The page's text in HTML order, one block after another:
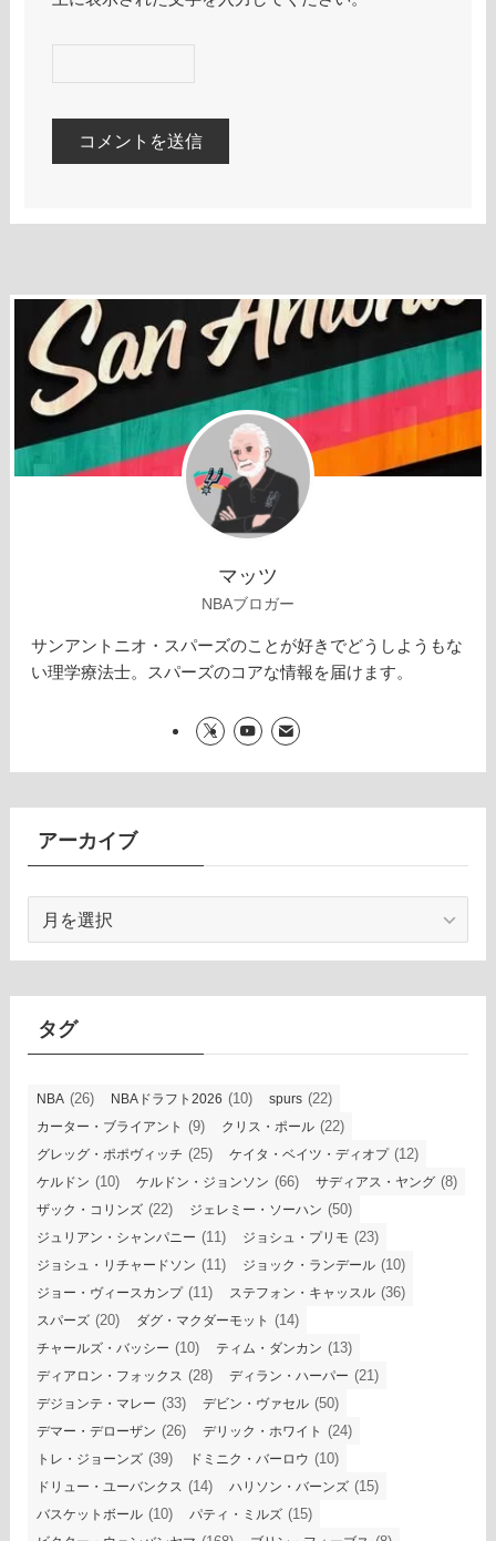
マッツ
NBAブロガー
サンアントニオ・スパーズのことが好きでどうしようもな
い理学療法士。スパーズのコアな情報を届けます。
アーカイブ
カ
イ
タグ
NBA (26) NBAドラフト2026 (10) spurs (22)
カーター・ブライアント (9) クリス・ポール (22)
グレッグ・ポポヴィッチ (25) ケイタ・ベイツ・ディオプ(12)
ケルドン (10) ケルドン・ジョンソン (66) サディアス・ヤング (8)
ザック・コリンズ (22) ジェレミー・ソーハン (50)
ジュリアン・シャンパニー (11) ジョシュ・プリモ (23)
ジョシュ・リチャードソン (11) ジョック・ランデール (10)
ジョー・ヴィースカンプ(11) ステフォン・キャッスル (36)
スパーズ (20) ダグ・マクダーモット (14)
チャールズ・バッシー (10) ティム・ダンカン (13)
ディアロン・フォックス (28) ディラン・ハーパー (21)
デジョンテ・マレー (33) デビン・ヴァセル (50)
デマー・デローザン (26) デリック・ホワイト (24)
トレ・ジョーンズ (39) ドミニク・バーロウ (10)
ドリュー・ユーバンクス (14) ハリソン・バーンズ (15)
バスケットボール (10) パティ・ミルズ (15)